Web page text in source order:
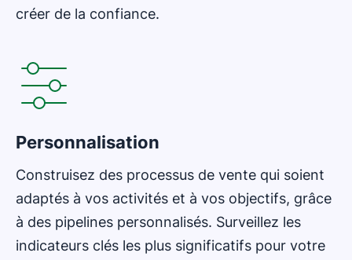
créer de la confiance.
Personnalisation
Construisez des processus de vente qui soient
adaptés à vos activités et à vos objectifs, grâce
à des pipelines personnalisés. Surveillez les
indicateurs clés les plus significatifs pour votre